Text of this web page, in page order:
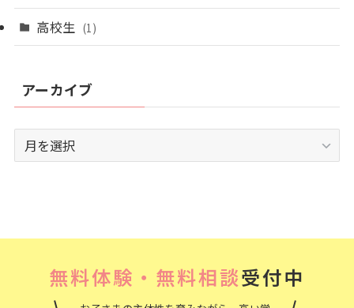
高校生 (1)
アーカイブ
ー
無料体験・無料相談受付中